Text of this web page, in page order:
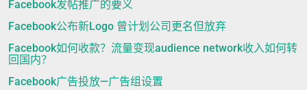
Facebook发帖推广的要义
Facebook公布新Logo 曾计划公司更名但放弃
Facebook如何收款？流量变现audience network收入如何转
回国内？
Facebook广告投放—广告组设置